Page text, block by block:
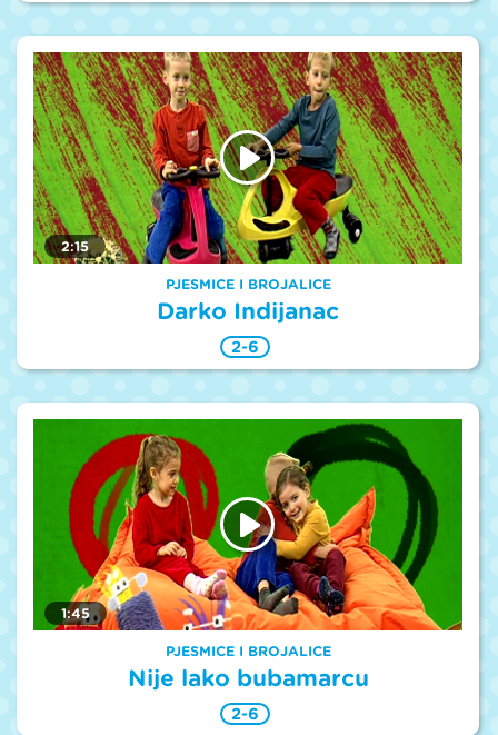
2:15
PJESMICE I BROJALICE
Darko Indijanac
2-6
1:45
PJESMICE I BROJALICE
Nije lako bubamarcu
2-6